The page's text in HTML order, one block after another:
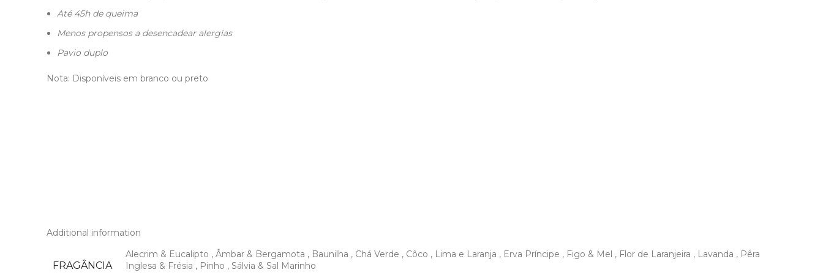
Até 45h de queima
Menos propensos a desencadear alergias
Pavio duplo
Nota: Disponíveis em branco ou preto
Additional information
FRAGÂNCIA
Alecrim & Eucalipto , Âmbar & Bergamota , Baunilha , Chá Verde , Côco , Lima e Laranja , Erva Príncipe , Figo & Mel , Flor de Laranjeira , Lavanda , Pêra
Inglesa & Frésia , Pinho , Sálvia & Sal Marinho